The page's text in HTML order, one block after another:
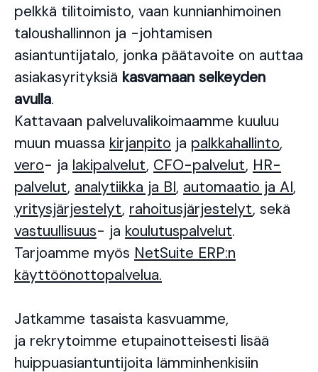
pelkkä tilitoimisto, vaan kunnianhimoinen
taloushallinnon ja -johtamisen
asiantuntijatalo, jonka päätavoite on auttaa
asiakasyrityksiä kasvamaan selkeyden
avulla.
Kattavaan palveluvalikoimaamme kuuluu
muun muassa kirjanpito ja palkkahallinto,
vero- ja lakipalvelut, CFO-palvelut, HR-
palvelut, analytiikka ja BI, automaatio ja AI,
yritysjärjestelyt, rahoitusjärjestelyt, sekä
vastuullisuus- ja koulutuspalvelut.
Tarjoamme myös NetSuite ERP:n
käyttöönottopalvelua.
Jatkamme tasaista kasvuamme,
ja rekrytoimme etupainotteisesti lisää
huippuasiantuntijoita lämminhenkisiin